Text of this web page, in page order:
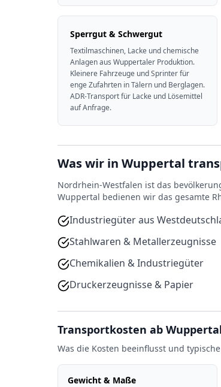
Sperrgut & Schwergut
Textilmaschinen, Lacke und chemische
Anlagen aus Wuppertaler Produktion.
Kleinere Fahrzeuge und Sprinter für
enge Zufahrten in Tälern und Berglagen.
ADR-Transport für Lacke und Lösemittel
auf Anfrage.
Was wir in Wuppertal
Nordrhein-Westfalen ist das
Wuppertal bedienen wir das gesamte
Industriegüter aus
Stahlwaren & Metallerzeugnisse
Chemikalien & Industriegüter
Druckerzeugnisse & Papier
Transportkosten ab Wuppertal
Was die Kosten beeinflusst und
Gewicht & Maße